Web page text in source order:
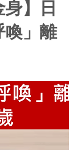
身】日
喚」離